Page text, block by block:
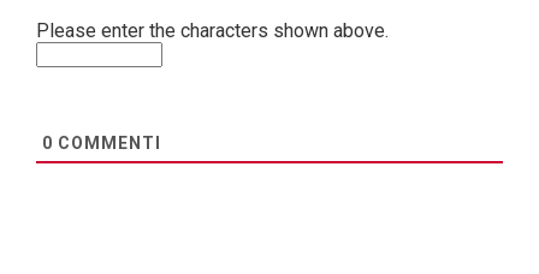
Please enter the characters shown above.
0 COMMENTI